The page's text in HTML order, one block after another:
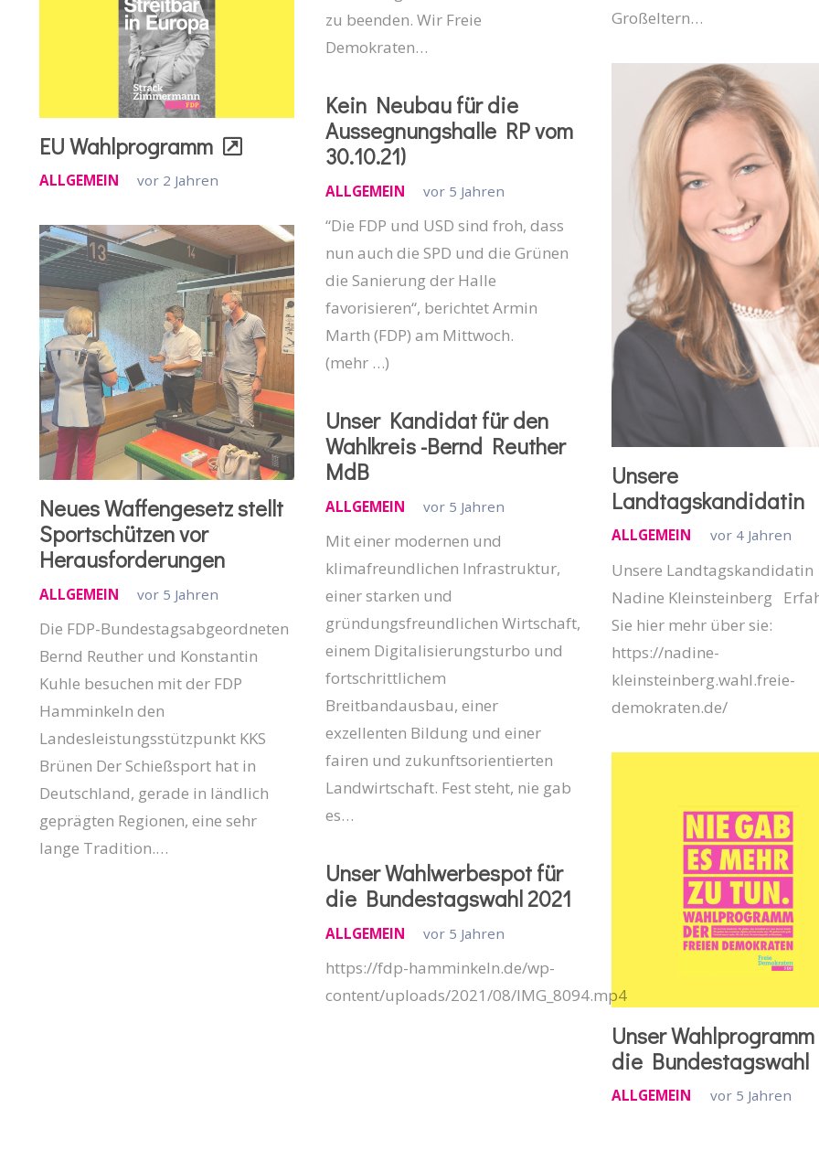
zu beenden. Wir Freie
Demokraten…
Großeltern…
EU Wahlprogramm
ALLGEMEIN vor 2 Jahren
Unsere
Landtagskandidatin
ALLGEMEIN vor 4 Jahren
Unsere Landtagskandidatin
Nadine Kleinsteinberg
Sie hier mehr über sie:
https://nadine-
kleinsteinberg.wahl.freie-
demokraten.de/
Kein Neubau für die
Aussegnungshalle RP vom
30.10.21)
ALLGEMEIN vor 5 Jahren
“Die FDP und USD sind froh, dass
nun auch die SPD und die Grünen
die Sanierung der Halle
favorisieren“, berichtet Armin
Marth (FDP) am Mittwoch.
(mehr …)
Neues Waffengesetz stellt
Sportschützen vor
Herausforderungen
ALLGEMEIN vor 5 Jahren
Die FDP-Bundestagsabgeordneten
Bernd Reuther und Konstantin
Kuhle besuchen mit der FDP
Hamminkeln den
Landesleistungsstützpunkt KKS
Brünen Der Schießsport hat in
Deutschland, gerade in ländlich
geprägten Regionen, eine sehr
lange Tradition.…
Unser Kandidat für den
Wahlkreis -Bernd Reuther
MdB
ALLGEMEIN vor 5 Jahren
Mit einer modernen und
klimafreundlichen Infrastruktur,
einer starken und
gründungsfreundlichen Wirtschaft,
einem Digitalisierungsturbo und
fortschrittlichem
Breitbandausbau, einer
exzellenten Bildung und einer
fairen und zukunftsorientierten
Landwirtschaft. Fest steht, nie gab
es…
Unser
die Bundestagswahl
ALLGEMEIN vor 5 Jahren
Unser Wahlwerbespot für
die Bundestagswahl 2021
ALLGEMEIN vor 5 Jahren
https://fdp-hamminkeln.de/wp-
content/uploads/2021/08/IMG_8094.mp4